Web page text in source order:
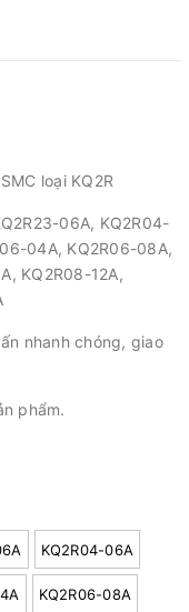
loại KQ2R
06A, KQ2R04-
04A, KQ2R06-08A,
KQ2R08-12A,
nhanh chóng, giao
phẩm.
KQ2R04-06A
KQ2R06-08A